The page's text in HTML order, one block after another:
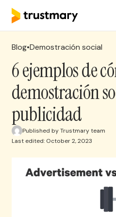
Blog•Demostración social
6 ejemplos de
demostración
publicidad
Published by Trustmary team
Last edited: October 2, 2023